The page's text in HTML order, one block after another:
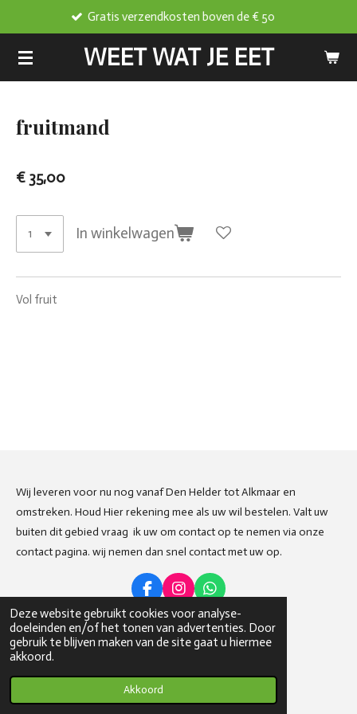
Deze website gebruikt cookies voor analyse-
doeleinden en/of het tonen van advertenties. Door
gebruik te blijven maken van de site gaat u hiermee
akkoord.
Akkoord
naar
de
WEET WAT JE EET
Gratis verzendkosten boven de € 50
fruitmand
€ 35,00
In winkelwagen
Vol fruit
Wij leveren voor nu nog vanaf Den Helder tot Alkmaar en
omstreken. Houd Hier rekening mee als uw wil bestelen. Valt uw
buiten dit gebied vraag ik uw om contact op te nemen via onze
contact pagina. wij nemen dan snel contact met uw op.
F
a
c
e
o
k
I
n
s
t
r
m
W
h
a
t
p
Deel Share Delen
© 2023 - 2026 Weetwatjeeet